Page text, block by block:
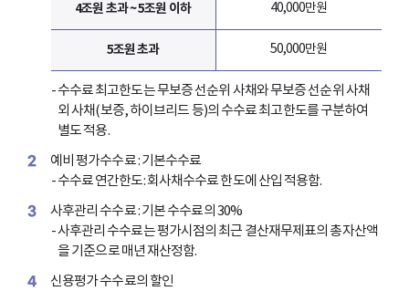
4조원 초과 ~ 5조원 이하 40,000만원
5조원 초과 50,000만원
- 수수료 최고한도는 무보증 선순위 사채와 무보증 선순위 사채
외 사채(보증, 하이브리드 등)의 수수료 최고한도를 구분하여
별도 적용.
2
예비 평가수수료 : 기본수수료
- 수수료 연간한도: 회사채수수료 한도에 산입 적용함.
3
사후관리 수수료 : 기본 수수료의 30%
- 사후관리 수수료는 평가시점의 최근 결산재무제표의 총자산액
을 기준으로 매년 재산정함.
4
신용평가 수수료의 할인